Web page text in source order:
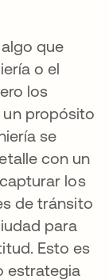
que
o el
los
propósito
se
con un
los
de tránsito
para
Esto es
estrategia